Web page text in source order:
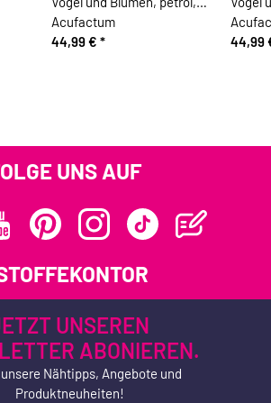
Acufactum
44,99 € *
44,99
UNS AUF
UNSEREN
ABONIEREN.
Nähtipps, Angebote und
Produktneuheiten!